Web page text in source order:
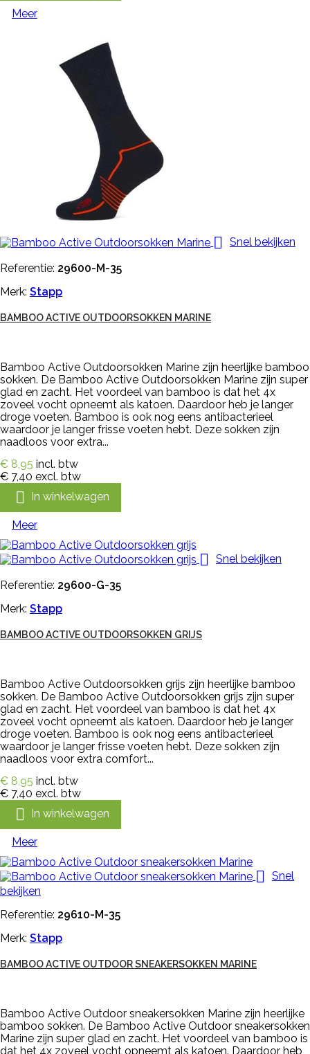
Meer
 Snel bekijken
Referentie: 29600-M-35
Merk: Stapp
BAMBOO ACTIVE OUTDOORSOKKEN MARINE
Bamboo Active Outdoorsokken Marine zijn heerlijke bamboo
sokken. De Bamboo Active Outdoorsokken Marine zijn super
glad en zacht. Het voordeel van bamboo is dat het 4x
zoveel vocht opneemt als katoen. Daardoor heb je langer
droge voeten. Bamboo is ook nog eens antibacterieel
waardoor je langer frisse voeten hebt. Deze sokken zijn
naadloos voor extra...
€ 8,95 incl. btw
€ 7,40 excl. btw
 In winkelwagen
Meer
 Snel bekijken
Referentie: 29600-G-35
Merk: Stapp
BAMBOO ACTIVE OUTDOORSOKKEN GRIJS
Bamboo Active Outdoorsokken grijs zijn heerlijke bamboo
sokken. De Bamboo Active Outdoorsokken grijs zijn super
glad en zacht. Het voordeel van bamboo is dat het 4x
zoveel vocht opneemt als katoen. Daardoor heb je langer
droge voeten. Bamboo is ook nog eens antibacterieel
waardoor je langer frisse voeten hebt. Deze sokken zijn
naadloos voor extra comfort...
€ 8,95 incl. btw
€ 7,40 excl. btw
 In winkelwagen
Meer
 Snel
bekijken
Referentie: 29610-M-35
Merk: Stapp
BAMBOO ACTIVE OUTDOOR SNEAKERSOKKEN MARINE
Bamboo Active Outdoor sneakersokken Marine zijn heerlijke
bamboo sokken. De Bamboo Active Outdoor sneakersokken
Marine zijn super glad en zacht. Het voordeel van bamboo is
dat het 4x zoveel vocht opneemt als katoen. Daardoor heb